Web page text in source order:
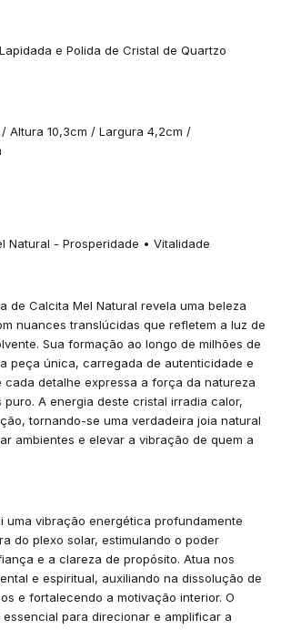
e Polida de Cristal de Quartzo
Altura 10,3cm / Largura 4,2cm /
Natural - Prosperidade • Vitalidade
de Calcita Mel Natural revela uma beleza
nuances translúcidas que refletem a luz de
Sua formação ao longo de milhões de
peça única, carregada de autenticidade e
cada detalhe expressa a força da natureza
puro. A energia deste cristal irradia calor,
tornando-se uma verdadeira joia natural
ambientes e elevar a vibração de quem a
uma vibração energética profundamente
do plexo solar, estimulando o poder
e a clareza de propósito. Atua nos
e espiritual, auxiliando na dissolução de
e fortalecendo a motivação interior. O
para direcionar e amplificar a